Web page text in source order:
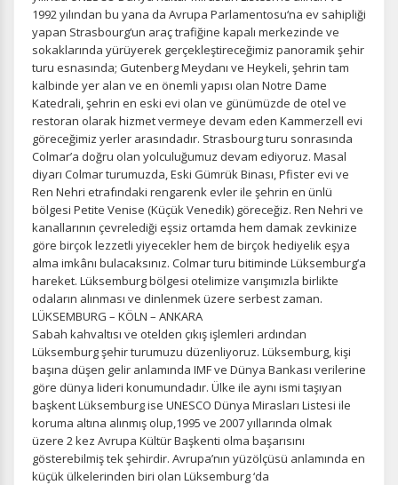
1992 yılından bu yana da Avrupa Parlamentosu‘na ev sahipliği
yapan Strasbourg‘un araç trafiğine kapalı merkezinde ve
sokaklarında yürüyerek gerçekleştireceğimiz panoramik şehir
turu esnasında; Gutenberg Meydanı ve Heykeli, şehrin tam
kalbinde yer alan ve en önemli yapısı olan Notre Dame
Katedrali, şehrin en eski evi olan ve günümüzde de otel ve
restoran olarak hizmet vermeye devam eden Kammerzell evi
göreceğimiz yerler arasındadır. Strasbourg turu sonrasında
Colmar’a doğru olan yolculuğumuz devam ediyoruz. Masal
diyarı Colmar turumuzda, Eski Gümrük Binası, Pfister evi ve
Ren Nehri etrafındaki rengarenk evler ile şehrin en ünlü
bölgesi Petite Venise (Küçük Venedik) göreceğiz. Ren Nehri ve
kanallarının çevrelediği eşsiz ortamda hem damak zevkinize
göre birçok lezzetli yiyecekler hem de birçok hediyelik eşya
alma imkânı bulacaksınız. Colmar turu bitiminde Lüksemburg’a
hareket. Lüksemburg bölgesi otelimize varışımızla birlikte
odaların alınması ve dinlenmek üzere serbest zaman.
LÜKSEMBURG – KÖLN – ANKARA
Sabah kahvaltısı ve otelden çıkış işlemleri ardından
Lüksemburg şehir turumuzu düzenliyoruz. Lüksemburg, kişi
başına düşen gelir anlamında IMF ve Dünya Bankası verilerine
göre dünya lideri konumundadır. Ülke ile aynı ismi taşıyan
başkent Lüksemburg ise UNESCO Dünya Mirasları Listesi ile
koruma altına alınmış olup,1995 ve 2007 yıllarında olmak
üzere 2 kez Avrupa Kültür Başkenti olma başarısını
gösterebilmiş tek şehirdir. Avrupa’nın yüzölçüsü anlamında en
küçük ülkelerinden biri olan Lüksemburg ‘da